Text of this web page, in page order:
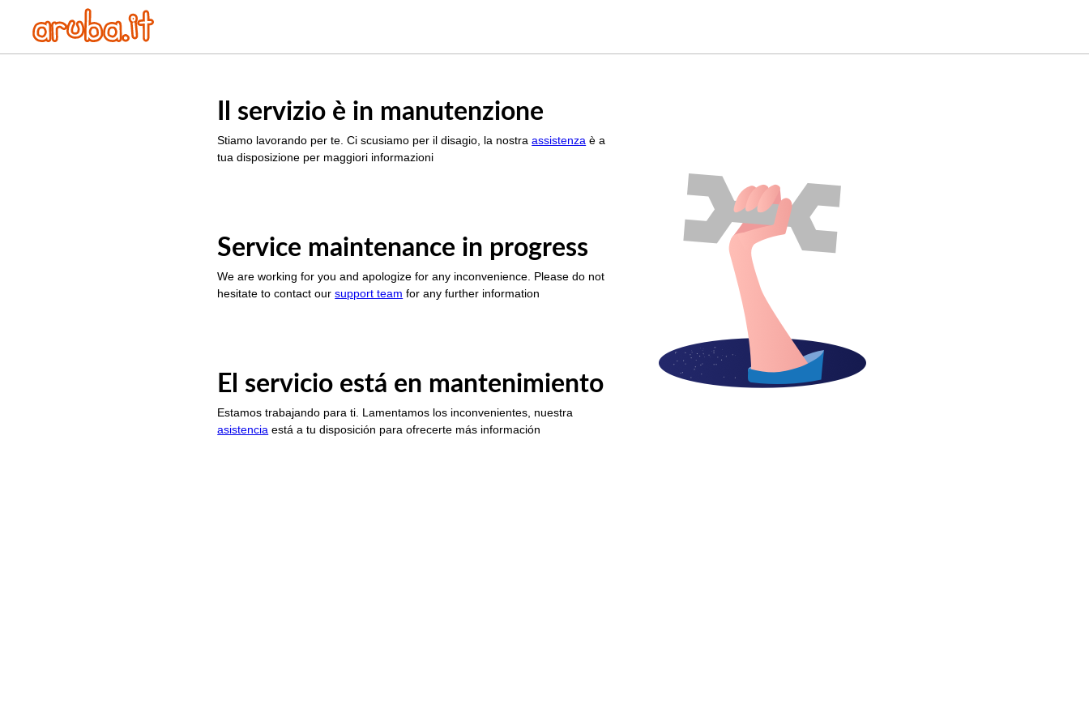
Il servizio è in manutenzione
Stiamo lavorando per te. Ci scusiamo per il disagio, la nostraassistenza è a
tua disposizione per maggiori informazioni
Service maintenance in progress
We are working for you and apologize for any inconvenience. Please do not
hesitate to contact oursupport team for any further information
El servicio está en mantenimiento
Estamos trabajando para ti. Lamentamos los inconvenientes, nuestra
asistencia está a tu disposición para ofrecerte más información